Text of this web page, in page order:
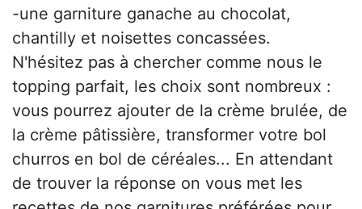
-une garniture ganache au chocolat,
chantilly et noisettes concassées.
N'hésitez pas à chercher comme nous le
topping parfait, les choix sont nombreux :
vous pourrez ajouter de la crème brulée, de
la crème pâtissière, transformer votre bol
churros en bol de céréales... En attendant
de trouver la réponse on vous met les